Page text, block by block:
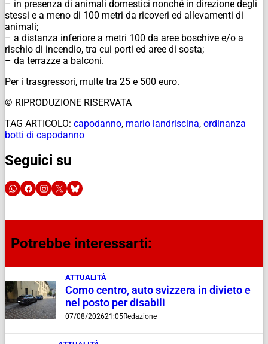
– in presenza di animali domestici nonché in direzione degli
stessi e a meno di 100 metri da ricoveri ed allevamenti di
animali;
– a distanza inferiore a metri 100 da aree boschive e/o a
rischio di incendio, tra cui porti ed aree di sosta;
– da terrazze a balconi.
Per i trasgressori, multe tra 25 e 500 euro.
© RIPRODUZIONE RISERVATA
TAG ARTICOLO: capodanno, mario landriscina, ordinanza
botti di capodanno
Seguici su
Potrebbe interessarti:
ATTUALITÀ
Como centro, auto svizzera in divieto e
nel posto per disabili
07/08/202621:05Redazione